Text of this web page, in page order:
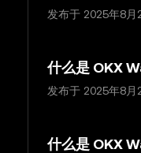
发布于 2025年8月
什么是 OKX
发布于 2025年8月
什么是 OKX